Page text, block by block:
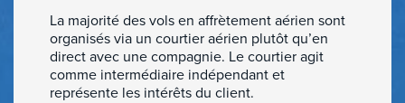
La majorité des vols en affrètement aérien sont
organisés via un courtier aérien plutôt qu’en
direct avec une compagnie. Le courtier agit
comme intermédiaire indépendant et
représente les intérêts du client.